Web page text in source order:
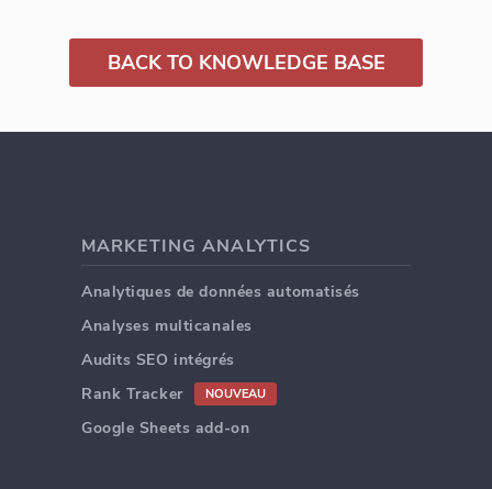
BACK TO KNOWLEDGE BASE
MARKETING ANALYTICS
Analytiques de données automatisés
Analyses multicanales
Audits SEO intégrés
Rank Tracker
NOUVEAU
Google Sheets add-on